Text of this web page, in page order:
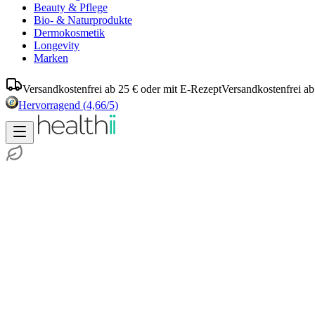
Beauty & Pflege
Bio- & Naturprodukte
Dermokosmetik
Longevity
Marken
Versandkostenfrei ab 25 € oder mit E-RezeptVersandkostenfrei
Hervorragend (4,66/5)